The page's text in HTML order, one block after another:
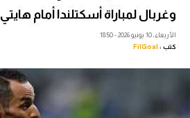
ميركاتو
فانتازي في الجول
وغربال لمباراة أسكتلندا أمام هايتي
الأربعاء، 10 يونيو 2026 - 18:50
كتب : FilGoal